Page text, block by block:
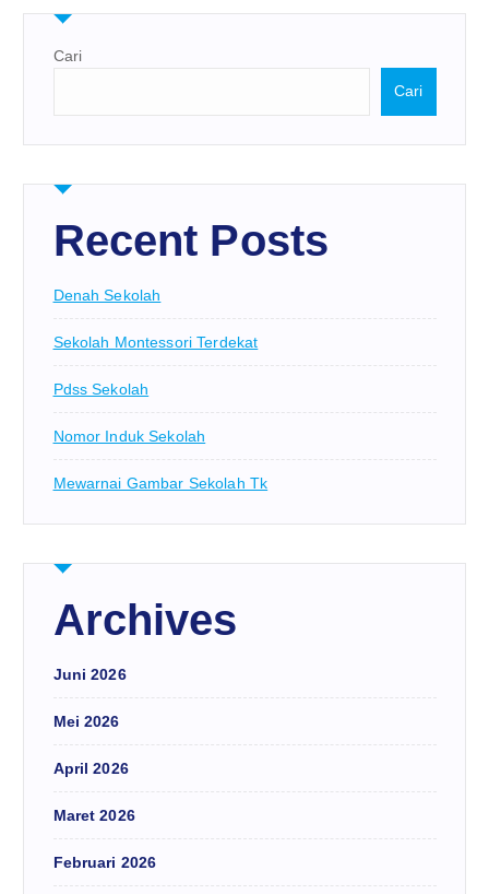
Cari
Cari
Recent Posts
Denah Sekolah
Sekolah Montessori Terdekat
Pdss Sekolah
Nomor Induk Sekolah
Mewarnai Gambar Sekolah Tk
Archives
Juni 2026
Mei 2026
April 2026
Maret 2026
Februari 2026